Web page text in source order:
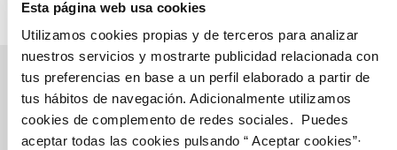
Esta página web usa cookies
Utilizamos cookies propias y de terceros para analizar
nuestros servicios y mostrarte publicidad relacionada con
tus preferencias en base a un perfil elaborado a partir de
tus hábitos de navegación. Adicionalmente utilizamos
cookies de complemento de redes sociales. Puedes
aceptar todas las cookies pulsando “ Aceptar cookies”·
Gestiones Online